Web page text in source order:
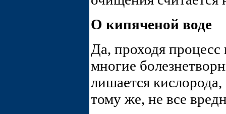
О кипяченой воде
Да, проходя
многие
лишается
тому же, не все